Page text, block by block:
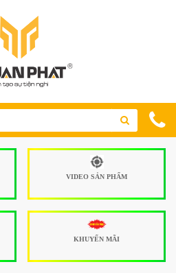
VIDEO SẢN PHẨM
KHUYẾN MÃI